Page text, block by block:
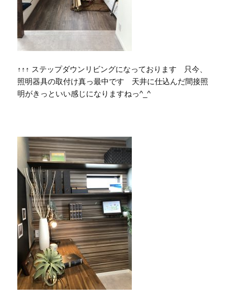
↑↑↑ ステップダウンリビングになっております 只今、
照明器具の取付け真っ最中です 天井に仕込んだ間接照
明がきっといい感じになりますねっ^_^